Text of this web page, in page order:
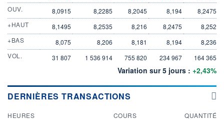
OUV.
8,0915 8,2285 8,2045 8,194
8,2475
+HAUT
8,1495 8,2535 8,216 8,2475
8,252
+BAS
8,075 8,206 8,181 8,194
8,236
VOL.
31 807 1 536 914 755 820 234 967 164 365
Variation sur 5 jours : +2,43%
DERNIÈRES TRANSACTIONS
HEURES COURS QUANTITÉ